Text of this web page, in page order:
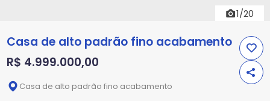
1/20
Casa de alto padrão fino acabamento
R$ 4.999.000,00
Casa de alto padrão fino acabamento